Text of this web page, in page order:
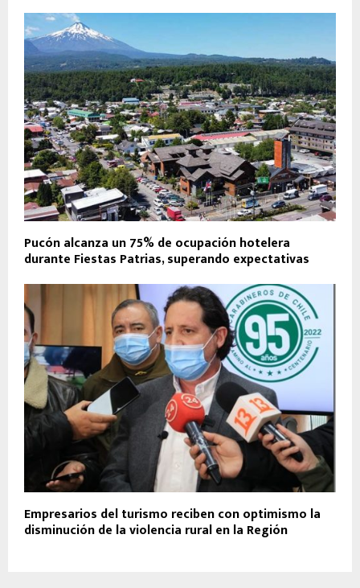
Pucón alcanza un 75% de ocupación hotelera
durante Fiestas Patrias, superando expectativas
Empresarios del turismo reciben con optimismo la
disminución de la violencia rural en la Región